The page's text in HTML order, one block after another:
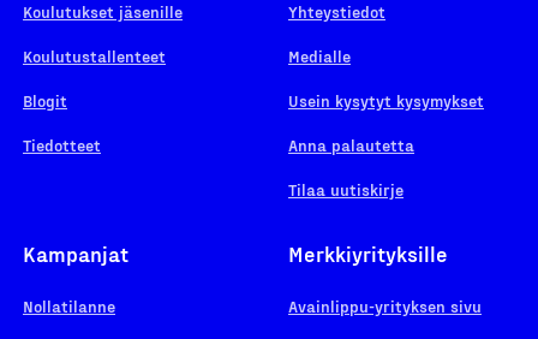
Koulutukset jäsenille
Koulutustallenteet
Blogit
Tiedotteet
Yhteystiedot
Medialle
Usein kysytyt kysymykset
Anna palautetta
Tilaa uutiskirje
Kampanjat
Nollatilanne
Merkkiyrityksille
Avainlippu-yrityksen sivu